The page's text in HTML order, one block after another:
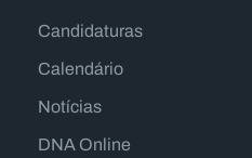
Candidaturas
Calendário
Notícias
DNA Online